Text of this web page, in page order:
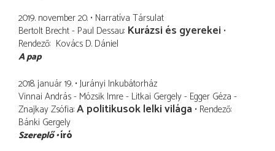
2019. november 20. Narratíva Társulat
Bertolt Brecht - Paul Dessau Kurázsi és gyerekei
Rendező Kovács D. Dániel
A pap
2018. január 19. Jurányi Inkubátorház
Vinnai András - Mózsik Imre - Litkai Gergely - Egger Géza -
Znajkay Zsófia A politikusok lelki világa Rendező
Bánki Gergely
Szereplő író